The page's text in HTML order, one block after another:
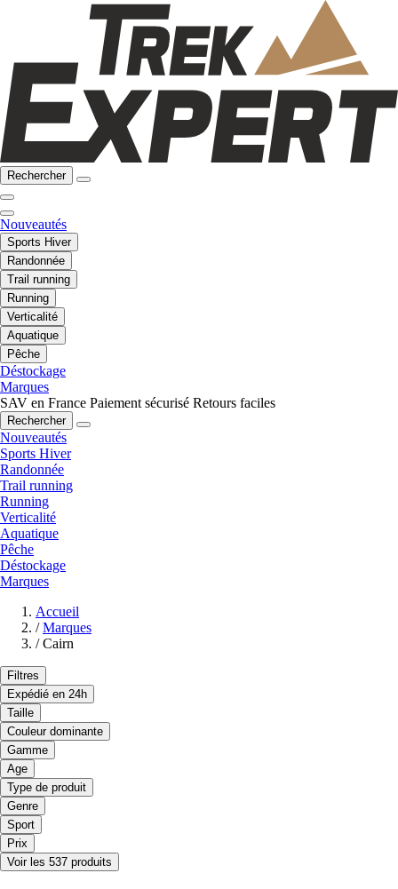
Rechercher
Nouveautés
Sports Hiver
Randonnée
Trail running
Running
Verticalité
Aquatique
Pêche
Déstockage
Marques
SAV en France Paiement sécurisé Retours faciles
Rechercher
Nouveautés
Sports Hiver
Randonnée
Trail running
Running
Verticalité
Aquatique
Pêche
Déstockage
Marques
Accueil
/ Marques
/ Cairn
Filtres
Expédié en 24h
Taille
Couleur dominante
Gamme
Age
Type de produit
Genre
Sport
Prix
Voir les 537 produits